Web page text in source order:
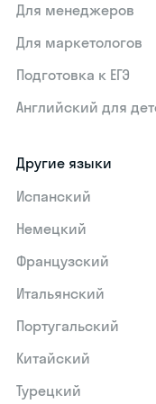
Для менеджеров
Для маркетологов
Подготовка к ЕГЭ
Английский для
Другие языки
Испанский
Немецкий
Французский
Итальянский
Португальский
Китайский
Турецкий